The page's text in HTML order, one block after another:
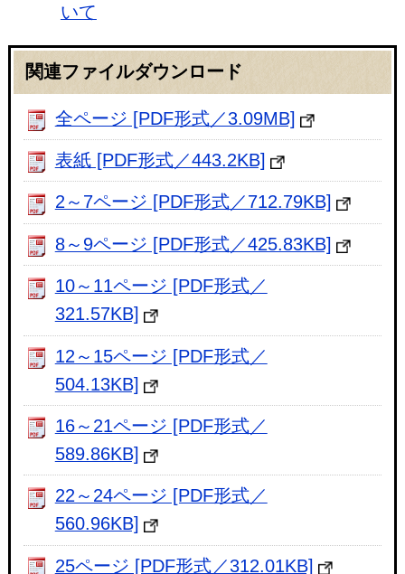
いて
関連ファイルダウンロード
全ページ [PDF形式／3.09MB]
表紙 [PDF形式／443.2KB]
2～7ページ [PDF形式／712.79KB]
8～9ページ [PDF形式／425.83KB]
10～11ページ [PDF形式／
321.57KB]
12～15ページ [PDF形式／
504.13KB]
16～21ページ [PDF形式／
589.86KB]
22～24ページ [PDF形式／
560.96KB]
25ページ [PDF形式／312.01KB]